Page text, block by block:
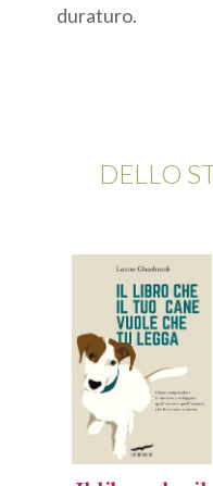
duraturo.
DELLO